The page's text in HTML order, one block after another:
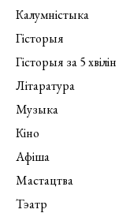
Калумністыка
Гісторыя
Гісторыя за 5 хвілін
Літаратура
Музыка
Кіно
Афіша
Мастацтва
Тэатр